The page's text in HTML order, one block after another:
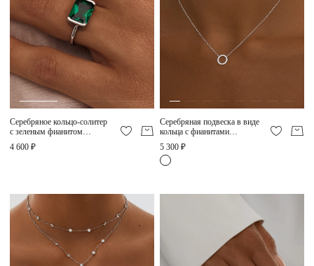
Магазины
MIE КЛУБ
Личный кабинет
Избранное
Москва
НАПИСАТЬ В ЧАТ
Нужна помощь?
Серебряное кольцо-солитер
с зеленым фианитом
4 600 ₽
Серебряная подвеска в виде
кольца с фианитами
5 300 ₽